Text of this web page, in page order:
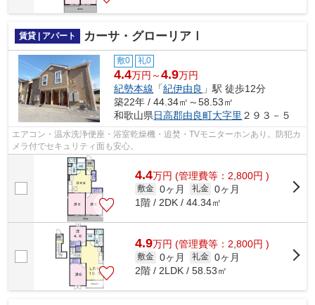
賃貸 | アパート カーサ・グローリアⅠ
敷0 礼0
4.4万円～4.9万円
紀勢本線 「紀伊由良 」駅 徒歩12分
築22年 / 44.34㎡～58.53㎡
和歌山県日高郡由良町大字里 ２９３－５
エアコン・温水洗浄便座・浴室乾燥機・追焚・TVモニターホンあり。防犯カ
メラ付でセキュリティ面も安心。
4.4万円 (管理費等：2,800円 )
敷金 0ヶ月 礼金 0ヶ月
1階 / 2DK / 44.34㎡
4.9万円 (管理費等：2,800円 )
敷金 0ヶ月 礼金 0ヶ月
2階 / 2LDK / 58.53㎡